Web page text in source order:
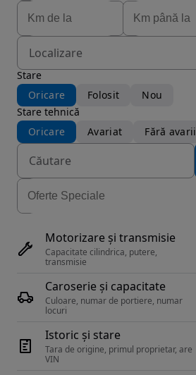
Localizare
Stare
Oricare
Folosit
Nou
Stare tehnică
Oricare
Avariat Fără avarii
Motorizare și transmisie
Capacitate cilindrica, putere,
transmisie
Caroserie și capacitate
Culoare, numar de portiere, numar
locuri
Istoric și stare
Tara de origine, primul proprietar, are